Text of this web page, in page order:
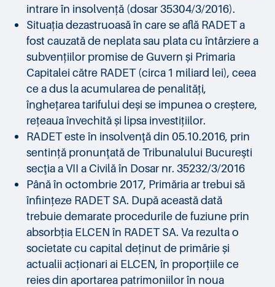
intrare în insolvență (dosar 35304/3/2016).
Situația dezastruoasă în care se află RADET a
fost cauzată de neplata sau plata cu întârziere a
subvențiilor promise de Guvern și Primaria
Capitalei către RADET (circa 1 miliard lei), ceea
ce a dus la acumularea de penalități,
înghețarea tarifului deși se impunea o creștere,
rețeaua învechită și lipsa investițiilor.
RADET este în insolvenţă din 05.10.2016, prin
sentință pronunţată de Tribunalului Bucureşti
secţia a VII a Civilă în Dosar nr. 35232/3/2016
Până în octombrie 2017, Primăria ar trebui să
înființeze RADET SA. După această dată
trebuie demarate procedurile de fuziune prin
absorbția ELCEN în RADET SA. Va rezulta o
societate cu capital deținut de primărie și
actualii acționari ai ELCEN, în proporțiile ce
reies din aportarea patrimoniilor în noua